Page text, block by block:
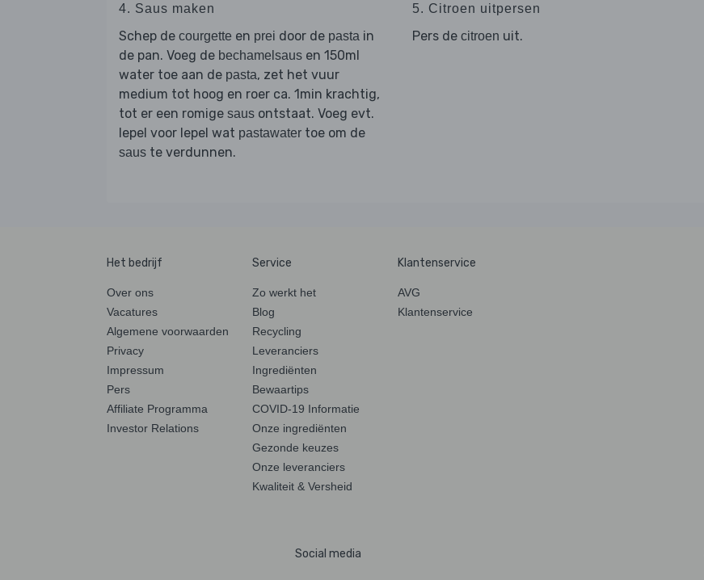
4. Saus maken
Schep de courgette en prei door de pasta in
de pan. Voeg de bechamelsaus en 150ml
water toe aan de pasta, zet het vuur
medium tot hoog en roer ca. 1min krachtig,
tot er een romige saus ontstaat. Voeg evt.
lepel voor lepel wat pastawater toe om de
saus te verdunnen.
5. Citroen uitpersen
Pers de citroen uit.
Het bedrijf
Over ons
Vacatures
Algemene voorwaarden
Privacy
Impressum
Pers
Affiliate Programma
Investor Relations
Service
Zo werkt het
Blog
Recycling
Leveranciers
Ingrediënten
Bewaartips
COVID-19 Informatie
Onze ingrediënten
Gezonde keuzes
Onze leveranciers
Kwaliteit & Versheid
Klantenservice
AVG
Klantenservice
Social media